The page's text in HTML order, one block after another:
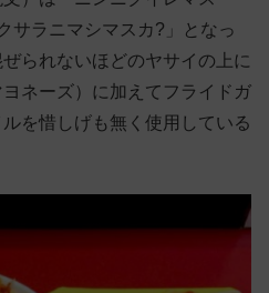
サラニマシマスカ?」となっ
られないほどのヤサイの上に
ネーズ）に加えてフライドガ
を惜しげも無く使用している